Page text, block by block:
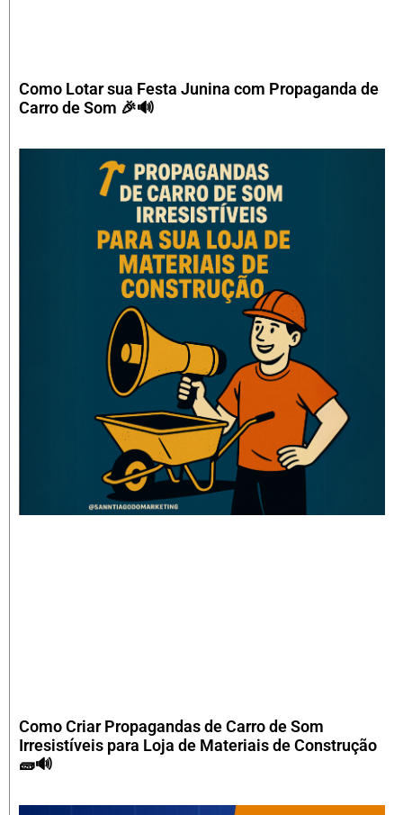
Como Lotar sua Festa Junina com Propaganda de
Carro de Som 🎉🔊
Como Criar Propagandas de Carro de Som
Irresistíveis para Loja de Materiais de Construção
🧱🔊